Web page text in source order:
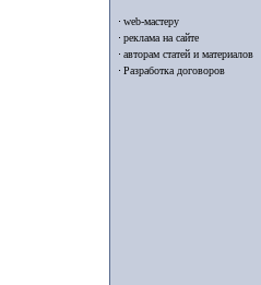
web-мастеру
реклама на сайте
авторам статей и материалов
Разработка договоров